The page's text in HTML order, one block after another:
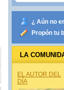
¿ Aún no
Propón tu
LA
EL AUTOR DEL
DÍA